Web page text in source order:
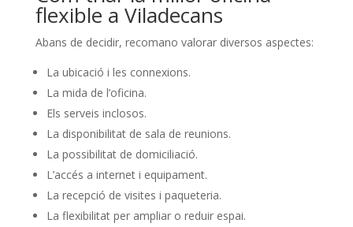
flexible a Viladecans
Abans de decidir, recomano valorar diversos aspectes:
La ubicació i les connexions.
La mida de l’oficina.
Els serveis inclosos.
La disponibilitat de sala de reunions.
La possibilitat de domiciliació.
L’accés a internet i equipament.
La recepció de visites i paqueteria.
La flexibilitat per ampliar o reduir espai.